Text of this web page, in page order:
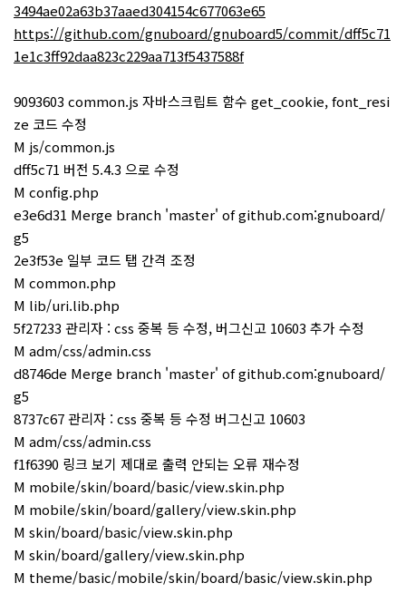
3494ae02a63b37aaed304154c677063e65
https://github.com/gnuboard/gnuboard5/commit/dff5c71
1e1c3ff92daa823c229aa713f5437588f
9093603 common.js 자바스크립트 함수 get_cookie, font_resi
ze 코드 수정
M js/common.js
dff5c71 버전 5.4.3 으로 수정
M config.php
e3e6d31 Merge branch 'master' of github.com:gnuboard/
g5
2e3f53e 일부 코드 탭 간격 조정
M common.php
M lib/uri.lib.php
5f27233 관리자 : css 중복 등 수정, 버그신고 10603 추가 수정
M adm/css/admin.css
d8746de Merge branch 'master' of github.com:gnuboard/
g5
8737c67 관리자 : css 중복 등 수정 버그신고 10603
M adm/css/admin.css
f1f6390 링크 보기 제대로 출력 안되는 오류 재수정
M mobile/skin/board/basic/view.skin.php
M mobile/skin/board/gallery/view.skin.php
M skin/board/basic/view.skin.php
M skin/board/gallery/view.skin.php
M theme/basic/mobile/skin/board/basic/view.skin.php